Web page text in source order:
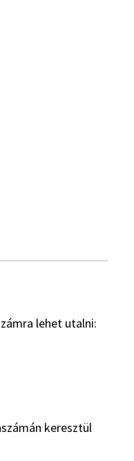
lehet utalni:
keresztül